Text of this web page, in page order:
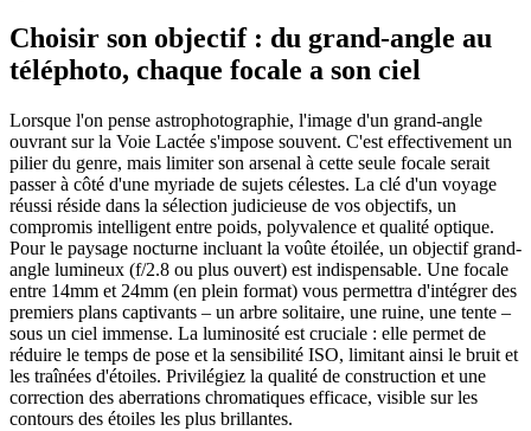
Choisir son objectif : du grand-angle au
téléphoto, chaque focale a son ciel
Lorsque l'on pense astrophotographie, l'image d'un grand-angle
ouvrant sur la Voie Lactée s'impose souvent. C'est effectivement un
pilier du genre, mais limiter son arsenal à cette seule focale serait
passer à côté d'une myriade de sujets célestes. La clé d'un voyage
réussi réside dans la sélection judicieuse de vos objectifs, un
compromis intelligent entre poids, polyvalence et qualité optique.
Pour le paysage nocturne incluant la voûte étoilée, un objectif grand-
angle lumineux (f/2.8 ou plus ouvert) est indispensable. Une focale
entre 14mm et 24mm (en plein format) vous permettra d'intégrer des
premiers plans captivants – un arbre solitaire, une ruine, une tente –
sous un ciel immense. La luminosité est cruciale : elle permet de
réduire le temps de pose et la sensibilité ISO, limitant ainsi le bruit et
les traînées d'étoiles. Privilégiez la qualité de construction et une
correction des aberrations chromatiques efficace, visible sur les
contours des étoiles les plus brillantes.